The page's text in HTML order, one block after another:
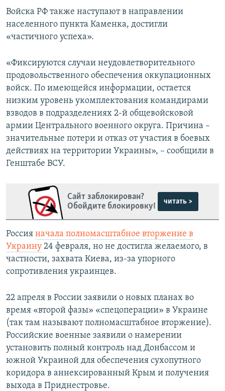
Войска РФ также наступают в направлении
населенного пункта Каменка, достигли
«частичного успеха».
«Фиксируются случаи неудовлетворительного
продовольственного обеспечения оккупационных
войск. По имеющейся информации, остается
низким уровень укомплектования командирами
взводов в подразделениях 2-й общевойсковой
армии Центрального военного округа. Причина –
значительные потери и отказ от участия в боевых
действиях на территории Украины», – сообщили в
Генштабе ВСУ.
Сайт заблокирован?
Обойдите блокировку!
читать >
Россия начала полномасштабное вторжение в
Украину 24 февраля, но не достигла желаемого, в
частности, захвата Киева, из-за упорного
сопротивления украинцев.
22 апреля в России заявили о новых планах во
время «второй фазы» «спецоперации» в Украине
(так там называют полномасштабное вторжение).
Российские военные заявили о намерении
установить полный контроль над Донбассом и
южной Украиной для обеспечения сухопутного
коридора в аннексированный Крым и получения
выхода в Приднестровье.